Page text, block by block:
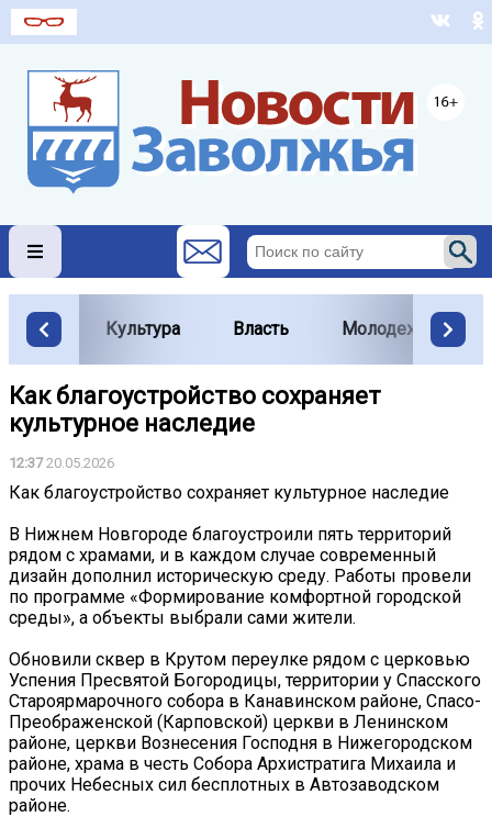
Культура Власть Молодежь
Как благоустройство сохраняет
культурное наследие
12:3720.05.2026
Как благоустройство сохраняет культурное наследие
В Нижнем Новгороде благоустроили пять территорий
рядом с храмами, и в каждом случае современный
дизайн дополнил историческую среду. Работы провели
по программе «Формирование комфортной городской
среды», а объекты выбрали сами жители.
Обновили сквер в Крутом переулке рядом с церковью
Успения Пресвятой Богородицы, территории у Спасского
Староярмарочного собора в Канавинском районе, Спасо-
Преображенской (Карповской) церкви в Ленинском
районе, церкви Вознесения Господня в Нижегородском
районе, храма в честь Собора Архистратига Михаила и
прочих Небесных сил бесплотных в Автозаводском
районе.